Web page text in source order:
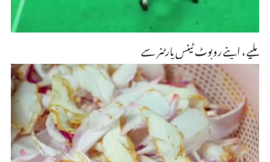
ملیے ، اپنے روبوٹ ٹینس پارٹنر سے